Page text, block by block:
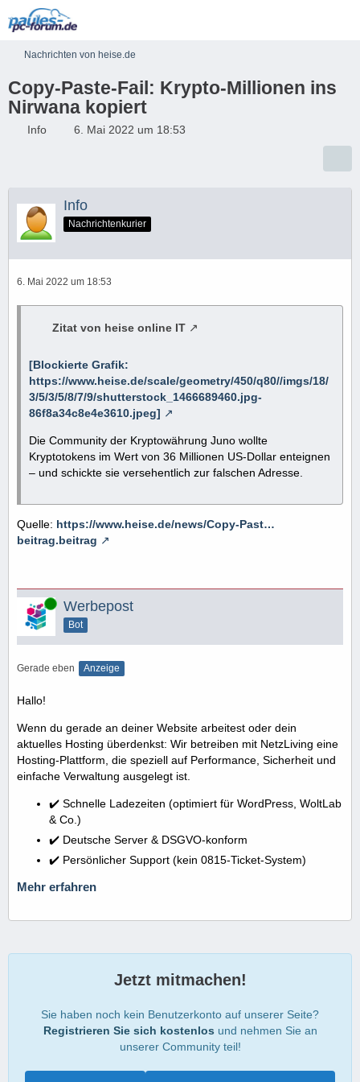
Nachrichten von heise.de
Copy-Paste-Fail: Krypto-Millionen ins
Nirwana kopiert
Info 6. Mai 2022 um 18:53
Info
Nachrichtenkurier
6. Mai 2022 um 18:53
Zitat von heise online IT
[Blockierte Grafik:
https://www.heise.de/scale/geometry/450/q80//imgs/18/
3/5/3/5/8/7/9/shutterstock_1466689460.jpg-
86f8a34c8e4e3610.jpeg]
Die Community der Kryptowährung Juno wollte
Kryptotokens im Wert von 36 Millionen US-Dollar enteignen
– und schickte sie versehentlich zur falschen Adresse.
Quelle: https://www.heise.de/news/Copy-Past…
beitrag.beitrag
Online Werbepost
Bot
Gerade eben Anzeige
Hallo!
Wenn du gerade an deiner Website arbeitest oder dein
aktuelles Hosting überdenkst: Wir betreiben mit NetzLiving eine
Hosting-Plattform, die speziell auf Performance, Sicherheit und
einfache Verwaltung ausgelegt ist.
✔️ Schnelle Ladezeiten (optimiert für WordPress, WoltLab
& Co.)
✔️ Deutsche Server & DSGVO-konform
✔️ Persönlicher Support (kein 0815-Ticket-System)
Mehr erfahren
Jetzt mitmachen!
Sie haben noch kein Benutzerkonto auf unserer Seite?
Registrieren Sie sich kostenlos und nehmen Sie an
unserer Community teil!